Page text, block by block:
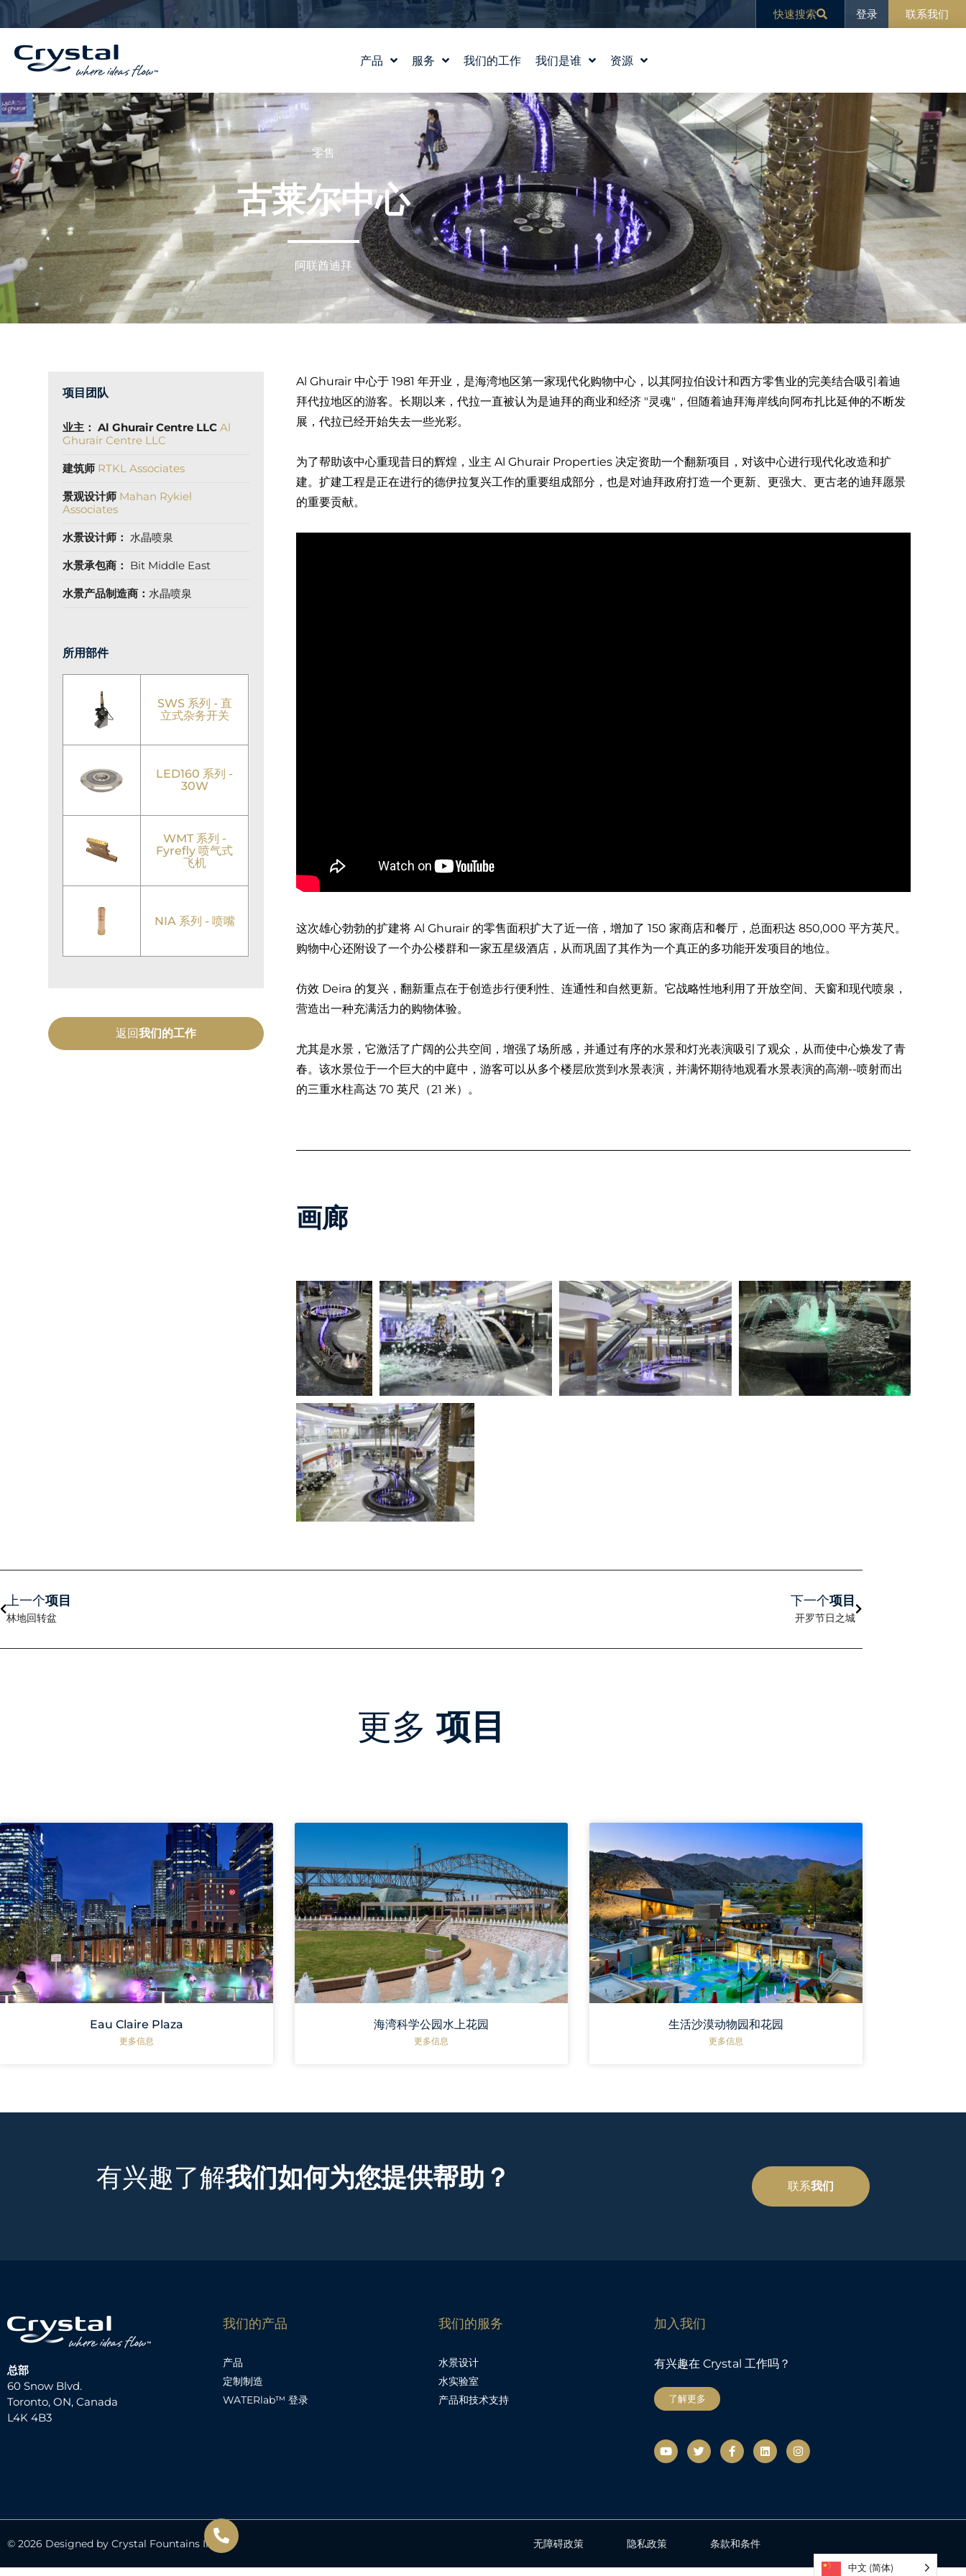
容
跳
至
快速搜索 登录 联系我们
产品 服务
水景设计
水实验室
产品和技术支持
我们的工作 我们是谁
我们的故事
我们的价值观
认识我们的团队
职业生涯
资源
教育
博客
新闻
零售
古莱尔中心
阿联酋迪拜
项目团队
业主： Al Ghurair Centre LLC Al
Ghurair Centre LLC
建筑师 RTKL Associates
景观设计师 Mahan Rykiel
Associates
水景设计师：水晶喷泉
水景承包商： Bit Middle East
水景产品制造商：水晶喷泉
所用部件
SWS 系列 - 直
立式杂务开关
LED160 系列 -
30W
WMT 系列 -
Fyrefly 喷气式
飞机
NIA 系列 - 喷嘴
返回我们的工作
Al Ghurair 中心于 1981 年开业，是海湾地区第一家现代化购物中心，以其阿拉伯设计和西方零售业的完美结合吸引着迪
拜代拉地区的游客。长期以来，代拉一直被认为是迪拜的商业和经济 "灵魂"，但随着迪拜海岸线向阿布扎比延伸的不断发
展，代拉已经开始失去一些光彩。
为了帮助该中心重现昔日的辉煌，业主 Al Ghurair Properties 决定资助一个翻新项目，对该中心进行现代化改造和扩
建。扩建工程是正在进行的德伊拉复兴工作的重要组成部分，也是对迪拜政府打造一个更新、更强大、更古老的迪拜愿景
的重要贡献。
这次雄心勃勃的扩建将 Al Ghurair 的零售面积扩大了近一倍，增加了 150 家商店和餐厅，总面积达 850,000 平方英尺。
购物中心还附设了一个办公楼群和一家五星级酒店，从而巩固了其作为一个真正的多功能开发项目的地位。
仿效 Deira 的复兴，翻新重点在于创造步行便利性、连通性和自然更新。它战略性地利用了开放空间、天窗和现代喷泉，
营造出一种充满活力的购物体验。
尤其是水景，它激活了广阔的公共空间，增强了场所感，并通过有序的水景和灯光表演吸引了观众，从而使中心焕发了青
春。该水景位于一个巨大的中庭中，游客可以从多个楼层欣赏到水景表演，并满怀期待地观看水景表演的高潮--喷射而出
的三重水柱高达 70 英尺（21 米）。
画廊
上一个项目
林地回转盆
下一个项目
开罗节日之城
更多 项目
Eau Claire Plaza
更多信息
海湾科学公园水上花园
更多信息
生活沙漠动物园和花园
更多信息
有兴趣了解我们如何为您提供帮助？ 联系我们
总部
60 Snow Blvd.
Toronto, ON, Canada
L4K 4B3
我们的产品
产品
定制制造
WATERlab™ 登录
我们的服务
水景设计
水实验室
产品和技术支持
加入我们
有兴趣在 Crystal 工作吗？
了解更多
频 博 a
c
e
-
i
n
k
交
网
络
© 2026 Designed by Crystal Fountains Inc. 无障碍政策 隐私政策 条款和条件
中文 (简体)